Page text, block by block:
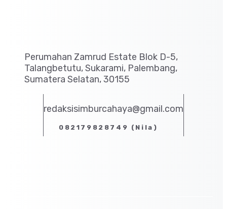
Perumahan Zamrud Estate Blok D-5,
Talangbetutu, Sukarami, Palembang,
Sumatera Selatan, 30155
redaksisimburcahaya@gmail.com
082179828749 (Nila)